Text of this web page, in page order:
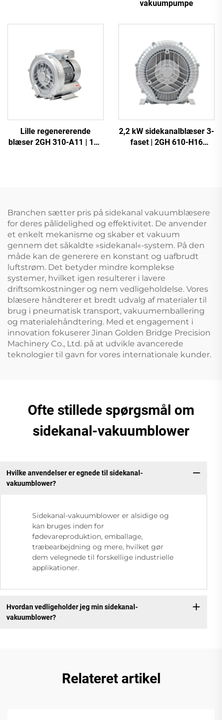
vakuumpumpe
Lille regenererende
blæser 2GH 310-A11 | 110
2,2 kW sidekanalblæser 3-
faset | 2GH 610-H16
Branchen sætter pris på sidekanal vakuumblæsere
for deres pålidelighed og effektivitet. De anvender
et enkelt mekanisme og skaber et vakuum
gennem det såkaldte »sidekanal«-system. På den
måde kan de generere en konstant og uafbrudt
luftstrøm. Det betyder mindre komplekse
systemer, hvilket igen resulterer i lavere
driftsomkostninger og nem vedligeholdelse. Vores
blæsere håndterer et bredt udvalg af materialer til
brug i pneumatisk transport, vakuumemballering
og materialehåndtering. Med et engagement i
innovation fokuserer Jinan Golden Bridge Precision
Machinery Co., Ltd. på at udvikle avancerede
teknologier til gavn for vores internationale kunder.
Ofte stillede spørgsmål om
sidekanal-vakuumblower
Hvilke anvendelser er egnede til sidekanal-
vakuumblower?
Sidekanal-vakuumblower er alsidige og
kan bruges inden for
fødevareproduktion, emballage,
træbearbejdning og mere, hvilket gør
dem velegnede til forskellige industrielle
applikationer.
Hvordan vedligeholder jeg min sidekanal-
vakuumblower?
Relateret artikel